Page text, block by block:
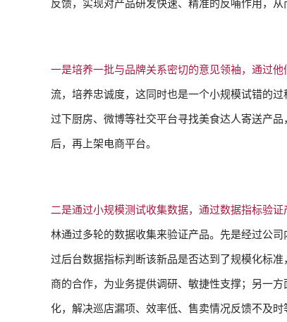
一是培养一批与品牌关系密切的意见领袖，通过他
流，培养忠诚度，这同时也是一个小规模试错的
过下厨房、微博等社交平台寻找美食达人寄送产
后，再上架电商平台。
二是通过小规模测试收集数据，通过数据指标验证
林通过多轮的数据收集来验证产品。先是经过公
过后台数据指标判断该新品是否达到了规模化标
商的合作，为业务提供调研、敏捷性支撑；另一
化，解决巡店漏项、效率低、售卖情况反馈不及